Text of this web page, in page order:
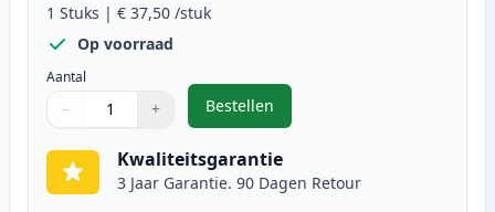
1 Stuks | € 37,50 /stuk
Op voorraad
Aantal
Gebruik de knoppen om aan te passen
− +
1
Bestellen
,Brother TN2220 / TN2210 toner
Kwaliteitsgarantie
3 Jaar Garantie. 90 Dagen Retour